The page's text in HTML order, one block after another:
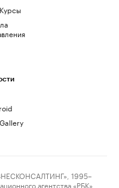
1995–
агентства «РБК»